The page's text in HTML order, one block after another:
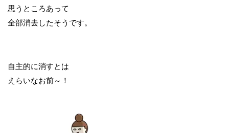
思うところあって
全部消去したそうです。
自主的に消すとは
えらいなお前～！